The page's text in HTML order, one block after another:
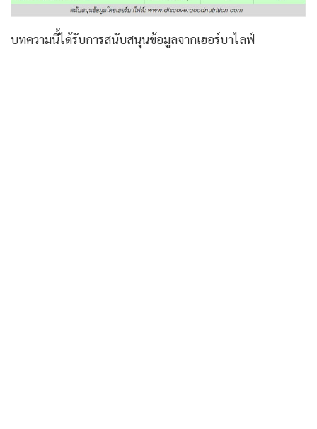
บทความนี้ได้รับการสนับสนุนข้อมูลจากเฮอร์บาไลฟ์